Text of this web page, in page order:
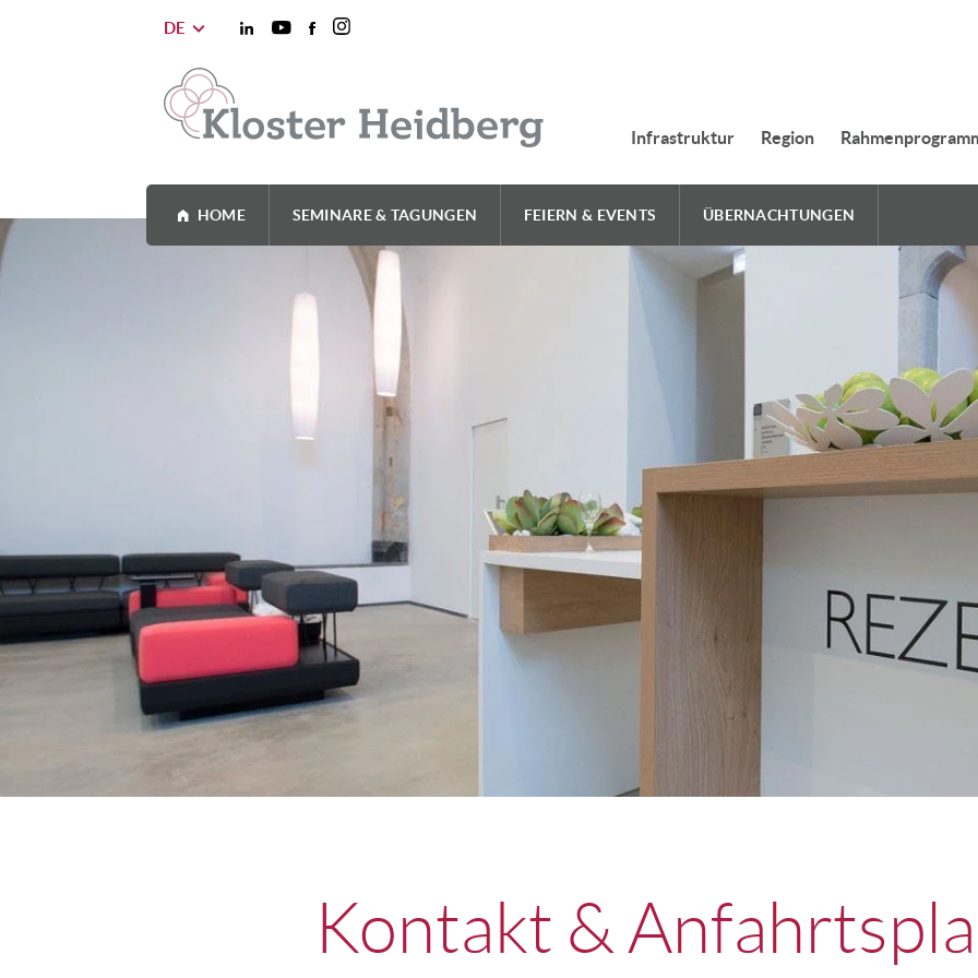
DE
Infrastruktur Region
HOME SEMINARE & TAGUNGEN FEIERN & EVENTS ÜBERNACHTUNGEN
Kontakt &